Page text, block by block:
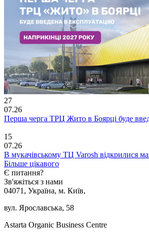
27
07.26
Перша черга ТРЦ Жито в Боярці буде
15
07.26
В мукачівському ТЦ Varosh відкрилися
Більше цікавого
Є питання?
Зв'яжіться з нами
04071, Україна, м. Київ,
вул. Ярославська, 58
Astarta Organic Business Centre